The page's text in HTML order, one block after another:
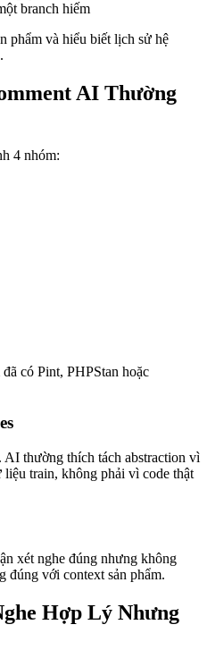
branch hiếm
phẩm và hiểu biết lịch sử hệ
AI Thường
4 nhóm:
có Pint, PHPStan hoặc
AI thường thích tách abstraction vì
train, không phải vì code thật
xét nghe đúng nhưng không
đúng với context sản phẩm.
Hợp Lý Nhưng